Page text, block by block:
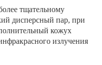
тщательному
дисперсный пар, при
кожух
излучения